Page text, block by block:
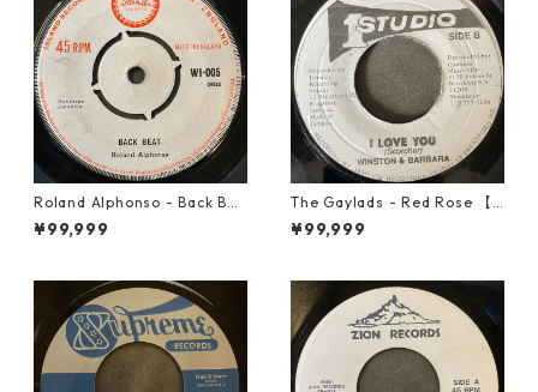
Roland Alphonso - Back Bea
t【7-21909】
¥99,999
The Gaylads - Red Rose 【7
-21853】
¥99,999